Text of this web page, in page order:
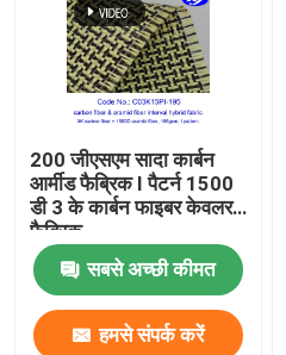
200 जीएसएम सादा कार्बन
आर्मीड फैब्रिक I पैटर्न 1500
डी 3 के कार्बन फाइबर केवलर
फैब्रिक
सबसे अच्छी कीमत
हमसे संपर्क करें